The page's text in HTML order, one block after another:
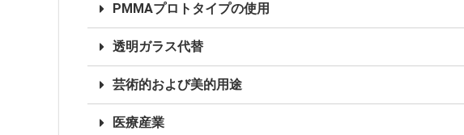
PMMAプロトタイプの使用
透明ガラス代替
芸術的および美的用途
医療産業